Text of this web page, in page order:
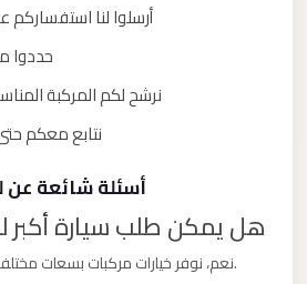
أرسلوا لنا استفساركم
حددوا
نرشح لكم المركبة
نتابع معكم
أسئلة شائعة
هل يمكن طلب سيارة أكبر
نعم، نوفر خيارات مركبات بسعات مختلفة تناسب حجم مجموعتكم.